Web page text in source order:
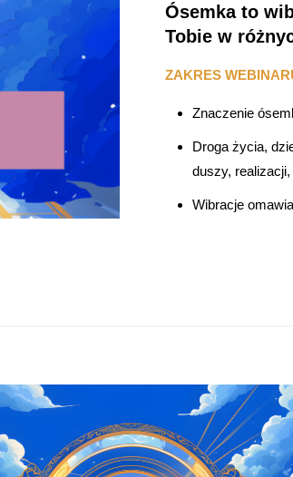
Ósemka to
Tobie w
ZAKRES
Znaczenie
Droga życia,
duszy, realizacji,
Wibracje